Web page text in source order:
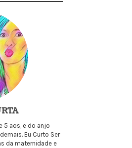
5 aos, e do anjo
Eu Curto Ser
da maternidade e